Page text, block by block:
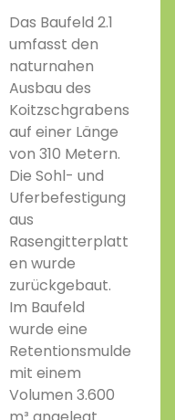
Das Baufeld 2.1
umfasst den
naturnahen
Ausbau des
Koitzschgrabens
auf einer Länge
von 310 Metern.
Die Sohl- und
Uferbefestigung
aus
Rasengitterplatt
en wurde
zurückgebaut.
Im Baufeld
wurde eine
Retentionsmulde
mit einem
Volumen 3.600